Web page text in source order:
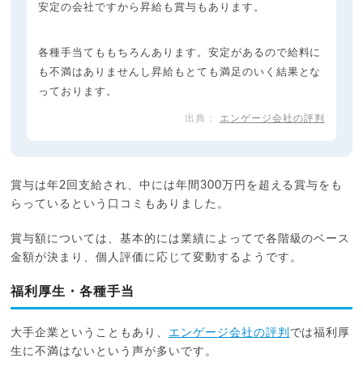
安定の会社ですから昇給も賞与もあります。
各種手当てももちろんあります。安定があるので給料に
も不満はありませんし昇給もとても満足のいく結果とな
っております。
エンゲージ会社の評判
賞与は年2回支給され、中には年間300万円を超える賞与をも
らっているという口コミもありました。
賞与額については、基本的には業績によってで各階級のベース
金額が決まり、個人評価に応じて変動するようです。
福利厚生・各種手当
大手企業ということもあり、 エンゲージ会社の評判 では福利厚
生に不満はないという声が多いです。